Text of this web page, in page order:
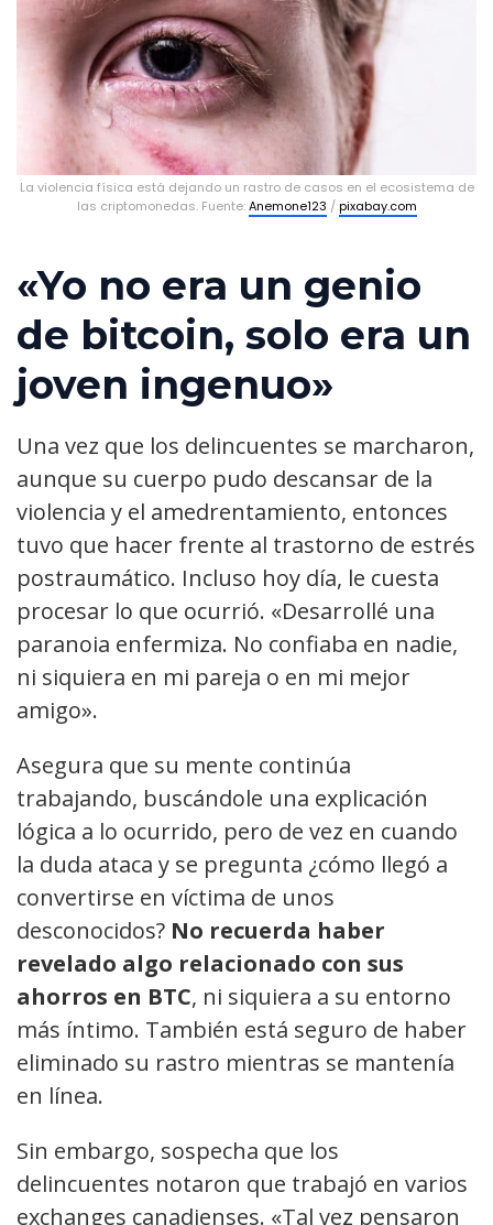
La violencia física está dejando un rastro de casos en el ecosistema de
las criptomonedas. Fuente:Anemone123 /pixabay.com
«Yo no era un genio
de bitcoin, solo era un
joven ingenuo»
Una vez que los delincuentes se marcharon,
aunque su cuerpo pudo descansar de la
violencia y el amedrentamiento, entonces
tuvo que hacer frente al trastorno de estrés
postraumático. Incluso hoy día, le cuesta
procesar lo que ocurrió. «Desarrollé una
paranoia enfermiza. No confiaba en nadie,
ni siquiera en mi pareja o en mi mejor
amigo».
Asegura que su mente continúa
trabajando, buscándole una explicación
lógica a lo ocurrido, pero de vez en cuando
la duda ataca y se pregunta ¿cómo llegó a
convertirse en víctima de unos
desconocidos? No recuerda haber
revelado algo relacionado con sus
ahorros en BTC, ni siquiera a su entorno
más íntimo. También está seguro de haber
eliminado su rastro mientras se mantenía
en línea.
Sin embargo, sospecha que los
delincuentes notaron que trabajó en varios
exchanges canadienses. «Tal vez pensaron